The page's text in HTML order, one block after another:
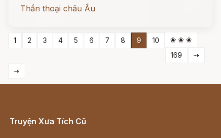
Thần thoại châu Âu
1 2 3 4 5 6 7 8 9 10
❀ ❀ ❀
169
⇢
⇥
Truyện Xưa Tích Cũ